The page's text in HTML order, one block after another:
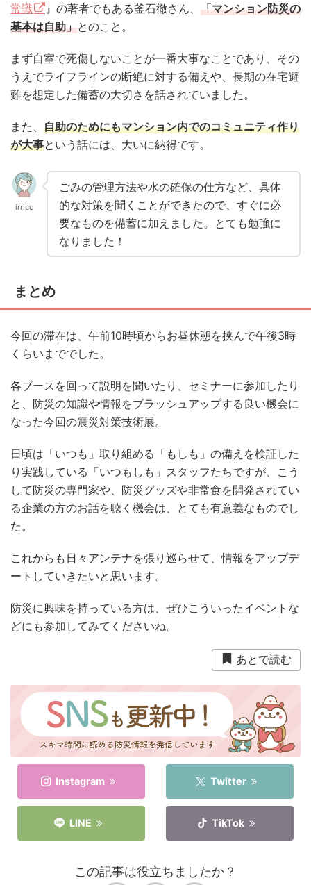
常識
』の著者でもある釜石徹さん、 「マンション防災の
基本は自助」とのこと。
まず自室で死傷しないことが一番大事なことであり、その
うえでライフラインの断絶に対する備えや、長期の在宅避
難を想定した備蓄の大切さを話されていました。
また、 自助のためにもマンション内でのコミュニティ作り
が大事という話には、大いに納得です。
irrico
ごみの管理方法や水の確保の仕方など、具体
的な対策を聞くことができたので、すぐに必
要なものを備蓄に加えました。とても勉強に
なりました！
まとめ
今回の滞在は、午前10時頃からお昼休憩を挟んで午後3時
くらいまででした。
各ブースを回って説明を聞いたり、セミナーに参加したり
と、防災の知識や情報をブラッシュアップする良い機会に
なった今回の震災対策技術展。
日頃は「いつも」取り組める「もしも」の備えを検証した
り実践している「いつもしも」スタッフたちですが、こう
して防災の専門家や、防災グッズや非常食を開発されてい
る企業の方のお話を聴く機会は、とても有意義なものでし
た。
これからも日々アンテナを張り巡らせて、情報をアップデ
ートしていきたいと思います。
防災に興味を持っている方は、ぜひこういったイベントな
どにも参加してみてくださいね。
あとで読む
Instagram Twitter
LINE TikTok
この記事は役立ちましたか？